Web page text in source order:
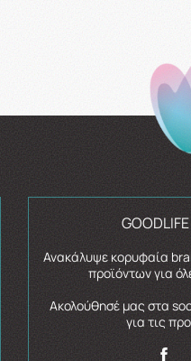
Ανακάλυψε κορυφαία
προϊόντων για
Ακολούθησέ μας στα
για τις